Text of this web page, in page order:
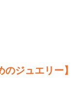
ジュエリー】